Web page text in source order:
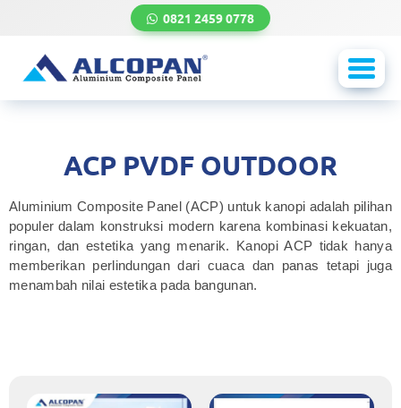
0821 2459 0778
ACP PVDF OUTDOOR
Aluminium Composite Panel (ACP) untuk kanopi adalah pilihan
populer dalam konstruksi modern karena kombinasi kekuatan,
ringan, dan estetika yang menarik. Kanopi ACP tidak hanya
memberikan perlindungan dari cuaca dan panas tetapi juga
menambah nilai estetika pada bangunan.